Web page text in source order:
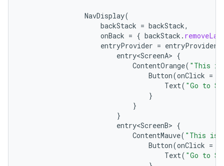
NavDisplay(
backStack = backStack,
onBack = { backStack .
entryProvider = entryProvider
entry<ScreenA> {
ContentOrange( "This is
Button(onClick =
Text( "Go to
}
}
}
entry<ScreenB> {
ContentMauve( "This is
Button(onClick =
Text( "Go to